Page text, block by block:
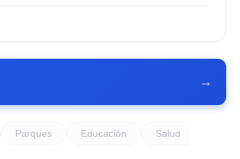
→
Parques Educación Salud